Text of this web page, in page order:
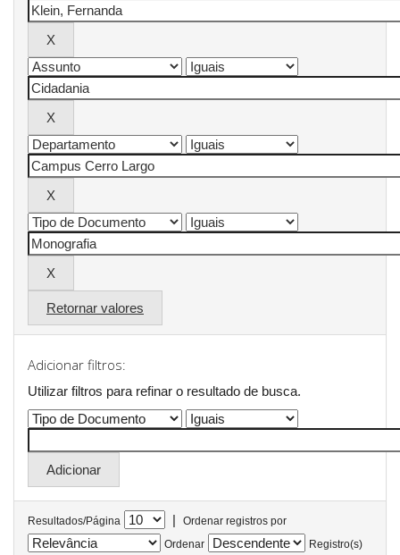
Retornar valores
Adicionar filtros:
Utilizar filtros para refinar o resultado de busca.
Resultados/Página |
Ordenar registros por
Ordenar
Registro(s)